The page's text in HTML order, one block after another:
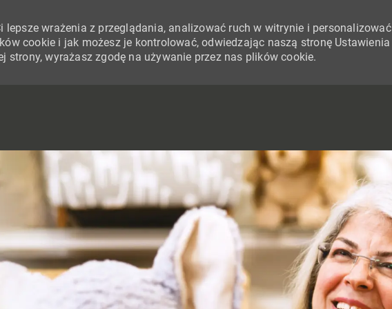
lepsze wrażenia z przeglądania, analizować ruch w witrynie i personalizować
cookie i jak możesz je kontrolować, odwiedzając naszą stronę Ustawienia
strony, wyrażasz zgodę na używanie przez nas plików cookie.